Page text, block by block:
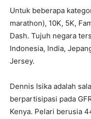
Untuk beberapa
marathon), 10K, 5K,
Dash. Tujuh negara
Indonesia, India,
Jersey.
Dennis Isika adalah
berpartisipasi pada
Kenya. Pelari berusia